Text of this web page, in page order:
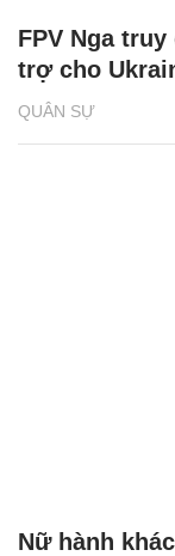
QUÂN SỰ
FPV Nga
trợ cho
Nữ hành